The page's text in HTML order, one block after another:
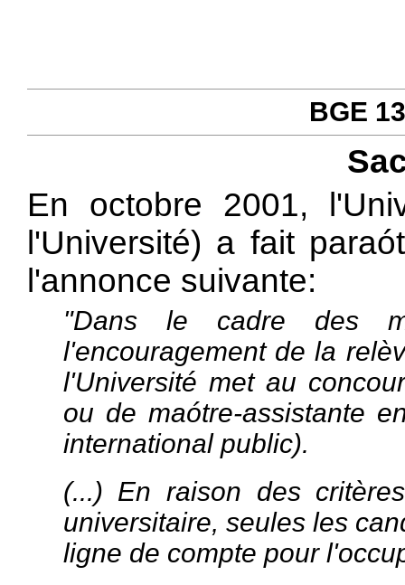
BGE
En octobre 2001,
l'Université) a fait
l'annonce suivante:
"Dans le cadre des
l'encouragement de la
l'Université met au
ou de maótre-assistante
international public).
(...) En raison des
universitaire, seules les
ligne de compte pour